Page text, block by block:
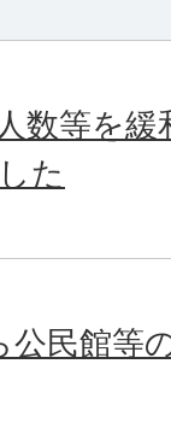
数等を緩
た
公民館等